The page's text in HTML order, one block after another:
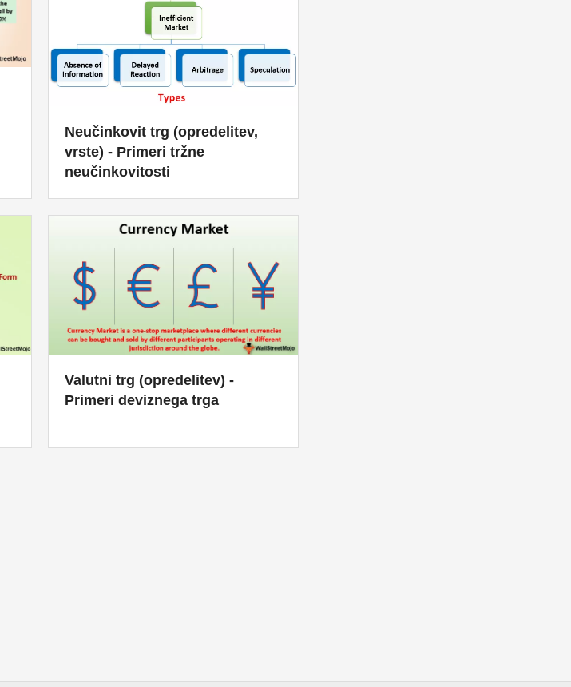
Neučinkovit trg (opredelitev,
vrste) - Primeri tržne
neučinkovitosti
Valutni trg (opredelitev) -
Primeri deviznega trga